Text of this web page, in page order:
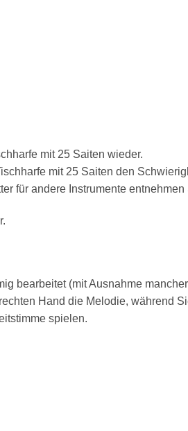
mit 25 Saiten wieder.
mit 25 Saiten den
für andere Instrumente
bearbeitet (mit Ausnahme
Hand die Melodie, während
spielen.